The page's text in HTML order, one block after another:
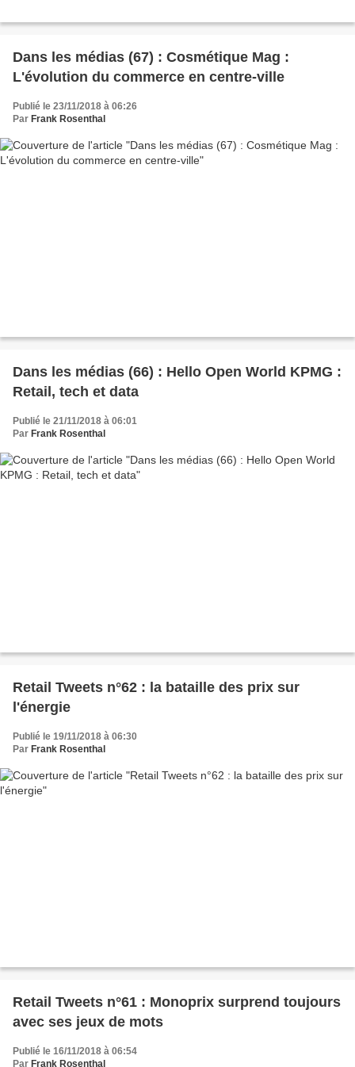
Dans les médias (67) : Cosmétique Mag :
L'évolution du commerce en centre-ville
Publié le 23/11/2018 à 06:26
Par Frank Rosenthal
Dans les médias (66) : Hello Open World KPMG :
Retail, tech et data
Publié le 21/11/2018 à 06:01
Par Frank Rosenthal
Retail Tweets n°62 : la bataille des prix sur
l'énergie
Publié le 19/11/2018 à 06:30
Par Frank Rosenthal
Retail Tweets n°61 : Monoprix surprend toujours
avec ses jeux de mots
Publié le 16/11/2018 à 06:54
Par Frank Rosenthal